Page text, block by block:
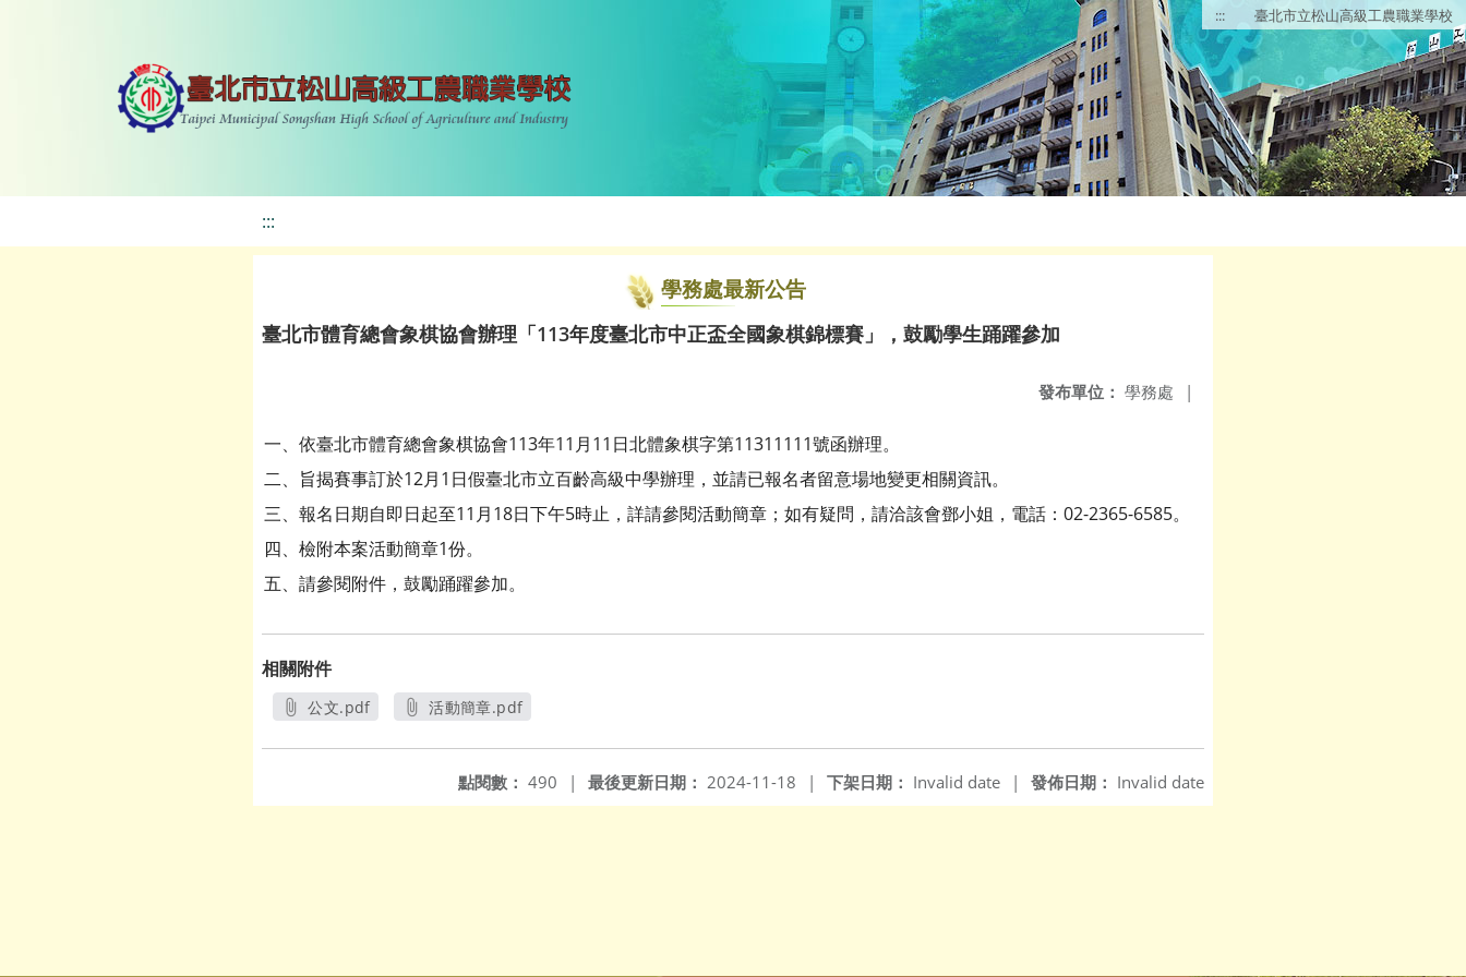
::: 臺北市立松山高級工農職業學校
:::
學務處最新公告
臺北市體育總會象棋協會辦理「113年度臺北市中正盃全國象棋錦標賽」，鼓勵學生踊躍參加
發布單位： 學務處 |
一、依臺北市體育總會象棋協會113年11月11日北體象棋字第11311111號函辦理。
二、旨揭賽事訂於12月1日假臺北市立百齡高級中學辦理，並請已報名者留意場地變更相關資訊。
三、報名日期自即日起至11月18日下午5時止，詳請參閱活動簡章；如有疑問，請洽該會鄧小姐，電話：02-2365-6585。
四、檢附本案活動簡章1份。
五、請參閱附件，鼓勵踊躍參加。
相關附件
公文.pdf
活動簡章.pdf
發佈日期： Invalid date
下架日期： Invalid date |
最後更新日期： 2024-11-18 |
點閱數： 490 |